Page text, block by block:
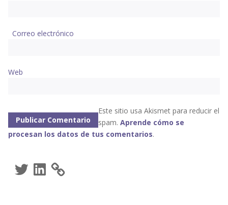
Correo electrónico
Web
Este sitio usa Akismet para reducir el
spam. Aprende cómo se
procesan los datos de tus comentarios.
TwitterLinkedIn